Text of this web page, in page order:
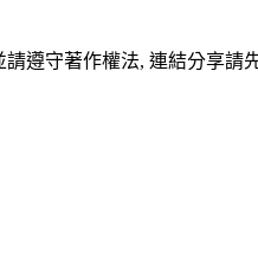
遵守著作權法, 連結分享請